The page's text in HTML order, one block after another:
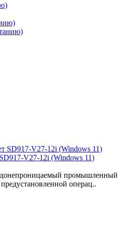
V27-12i (Windows 11)
промышленный
операц..